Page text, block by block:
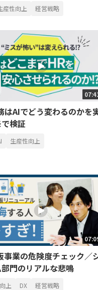
産性向上 経営戦略
はAIでどう変わるのかを
検証
生産性向上
事業の危険度チェック／
門のリアルな悲鳴
上 DX 経営戦略